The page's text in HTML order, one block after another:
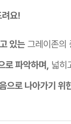
요!
있는 그레이존의
로 파악하며, 넓히
으로 나아가기 위